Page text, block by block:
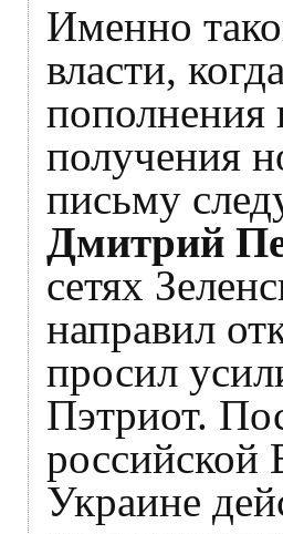
Именно
власти,
пополнения
получения
письму
Дмитрий
сетях
направил
просил
Пэтриот.
Украине